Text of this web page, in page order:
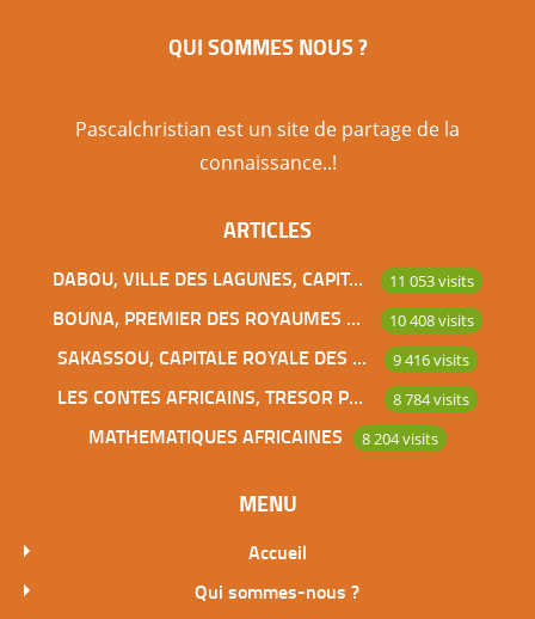
Ermenonville… de ces villes du sud de l’Oise de
parisiens aisés. Articles similaires : Fondation
Louis Vuitton Musée du Quai Branly Le Centre
Tata de Chasselay, lien de sang entre […]
QUI SOMMES NOUS ?
Pascalchristian est un site de partage de la
connaissance..!
ARTICLES
DABOU, VILLE DES LAGUNES, CAPITALE DES ADJOUKROU 11 053 visits
BOUNA, PREMIER DES ROYAUMES DE CÔTE D’IVOIRE 10 408 visits
SAKASSOU, CAPITALE ROYALE DES BAOULES 9 416 visits
LES CONTES AFRICAINS, TRESOR POUR L’HUMANITE 8 784 visits
MATHEMATIQUES AFRICAINES 8 204 visits
MENU
Accueil
Qui sommes-nous ?